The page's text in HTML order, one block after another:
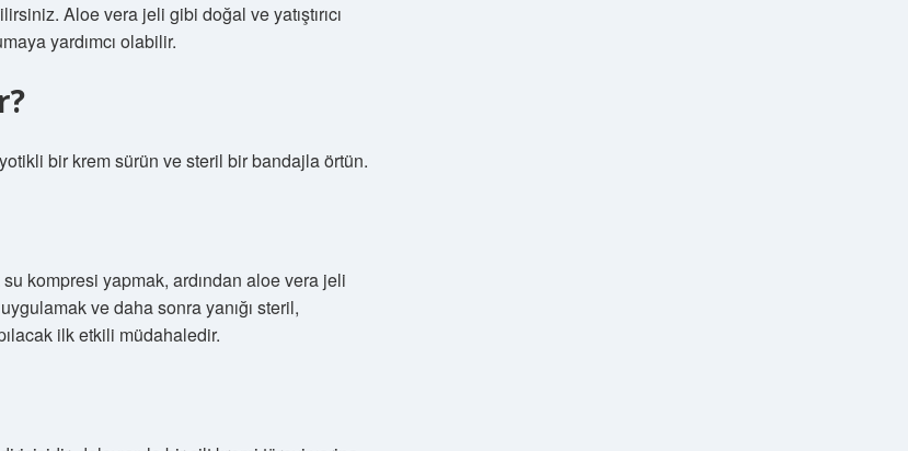
Aloe vera jeli gibi doğal ve yatıştırıcı
yardımcı olabilir.
bir krem ​​sürün ve steril bir bandajla örtün.
kompresi yapmak, ardından aloe vera jeli
ve daha sonra yanığı steril,
ilk etkili müdahaledir.